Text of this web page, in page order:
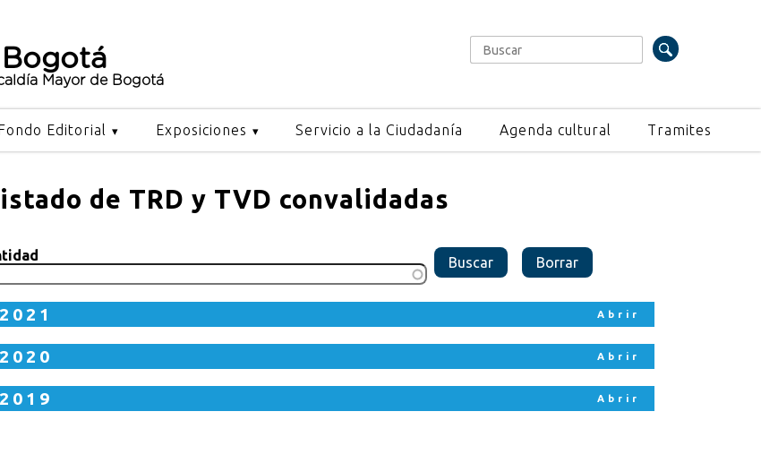
Mayor de Bogotá
Formulario de búsqueda
Buscar
Fondo Editorial Exposiciones Servicio a la Ciudadanía Agenda cultural Tramites
de TRD y TVD convalidadas
2021
2020
2019